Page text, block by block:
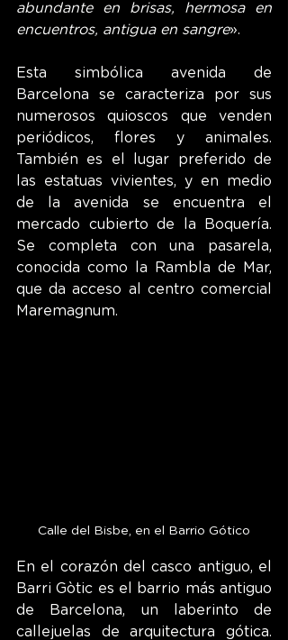
abundante en brisas, hermosa en
encuentros, antigua en sangre».
Esta simbólica avenida de
Barcelona se caracteriza por sus
numerosos quioscos que venden
periódicos, flores y animales.
También es el lugar preferido de
las estatuas vivientes, y en medio
de la avenida se encuentra el
mercado cubierto de la Boquería.
Se completa con una pasarela,
conocida como la Rambla de Mar,
que da acceso al centro comercial
Maremagnum.
Calle del Bisbe, en el Barrio Gótico
En el corazón del casco antiguo, el
Barri Gòtic es el barrio más antiguo
de Barcelona, un laberinto de
callejuelas de arquitectura gótica.